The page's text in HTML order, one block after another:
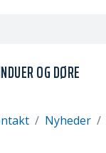
OG DØRE
Nyheder